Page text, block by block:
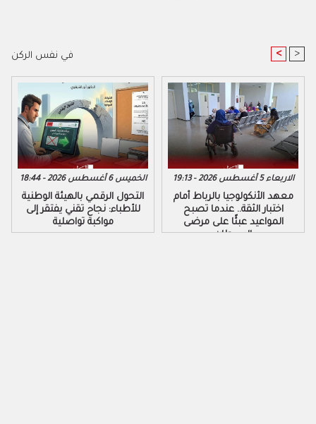
في نفس الركن < >
الخميس 6 أغسطس 2026 - 18:44
التحول الرقمي بالهيئة الوطنية
للأطباء: نجاح تقني يفتقر إلى
مواكبة تواصلية
الاربعاء 5 أغسطس 2026 - 19:13
معهد الأنكولوجيا بالرباط أمام
اختبار الثقة.. عندما تصبح
المواعيد عبئًا على مرضى
السرطان